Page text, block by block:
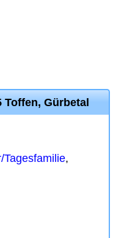
Toffen, Gürbetal
Tagesfamilie,